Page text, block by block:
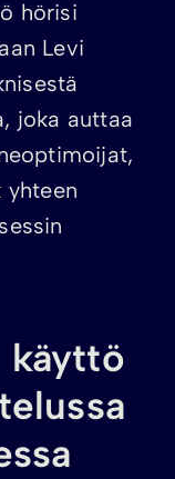
hörisi
Levi
joka auttaa
käyttö